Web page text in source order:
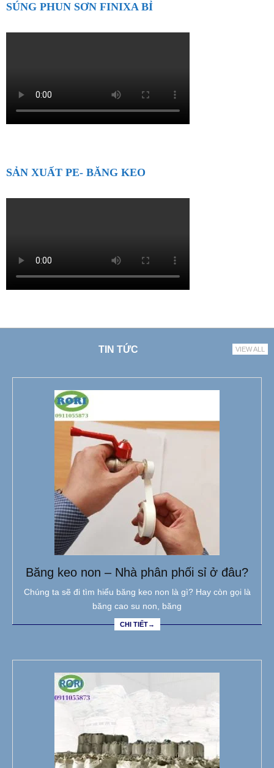
SÚNG PHUN SƠN FINIXA BỈ
SẢN XUẤT PE- BĂNG KEO
TIN TỨC VIEW ALL
Băng keo non – Nhà phân phối sỉ ở đâu?
Chúng ta sẽ đi tìm hiểu băng keo non là gì? Hay còn gọi là
băng cao su non, băng
CHI TIẾT→